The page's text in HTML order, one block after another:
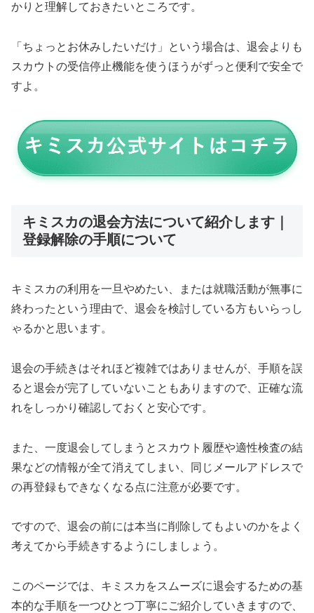
かりと理解しておきたいところです。
「ちょっとお休みしたいだけ」という場合は、退会よりも
スカウトの受信停止機能を使うほうがずっと便利で安全で
すよ。
キミスカの退会方法について紹介します｜
登録解除の手順について
キミスカの利用を一旦やめたい、または就職活動が無事に
終わったという理由で、退会を検討している方もいらっし
ゃるかと思います。
退会の手続きはそれほど複雑ではありませんが、手順を誤
ると退会が完了していないこともありますので、正確な流
れをしっかり確認しておくと安心です。
また、一度退会してしまうとスカウト履歴や適性検査の結
果などの情報が全て消えてしまい、同じメールアドレスで
の再登録もできなくなる点に注意が必要です。
ですので、退会の前には本当に削除してもよいのかをよく
考えてから手続きするようにしましょう。
このページでは、キミスカをスムーズに退会するための基
本的な手順を一つひとつ丁寧にご紹介していきますので、